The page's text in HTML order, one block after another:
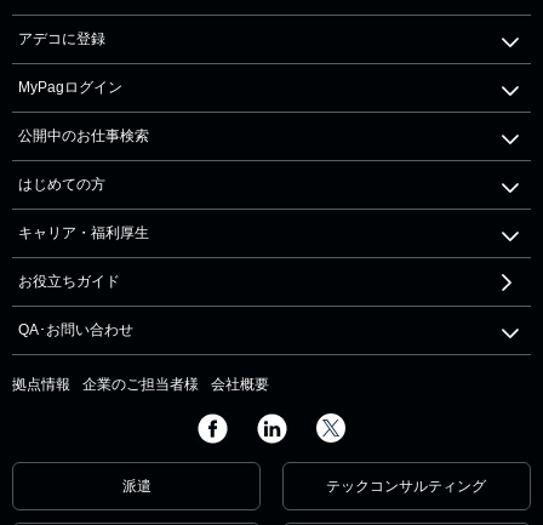
アデコに登録
MyPagログイン
公開中のお仕事検索
はじめての方
キャリア・福利厚生
お役立ちガイド
QA･お問い合わせ
拠点情報 企業のご担当者様 会社概要
派遣 テックコンサルティング